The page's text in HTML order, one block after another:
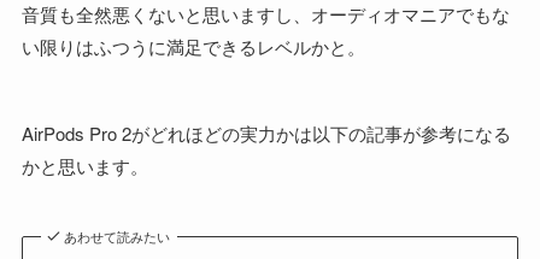
音質も全然悪くないと思いますし、オーディオマニアでもな
い限りはふつうに満足できるレベルかと。
AirPods Pro 2がどれほどの実力かは以下の記事が参考になる
かと思います。
あわせて読みたい